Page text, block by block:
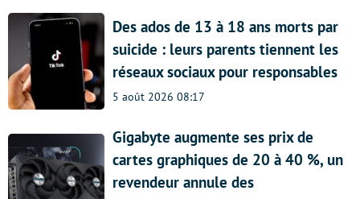
Des ados de 13 à 18 ans morts par
suicide : leurs parents tiennent les
réseaux sociaux pour responsables
5 août 2026 08:17
Gigabyte augmente ses prix de
cartes graphiques de 20 à 40 %, un
revendeur annule des